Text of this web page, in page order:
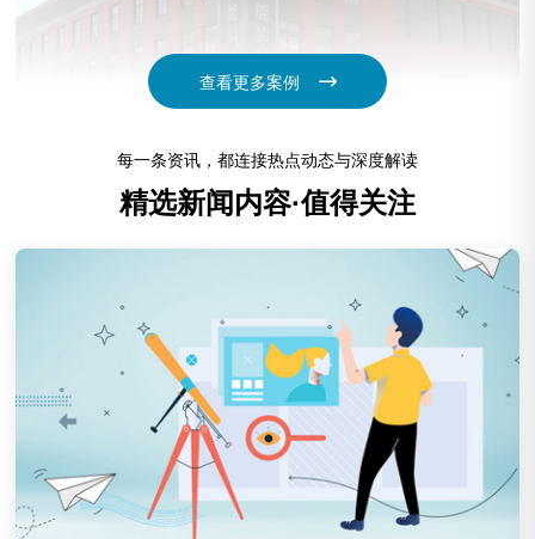
中庆智能装备
企业&集团 查看链接
查看更多案例
每一条资讯，都连接热点动态与深度解读
精选新闻内容·值得关注